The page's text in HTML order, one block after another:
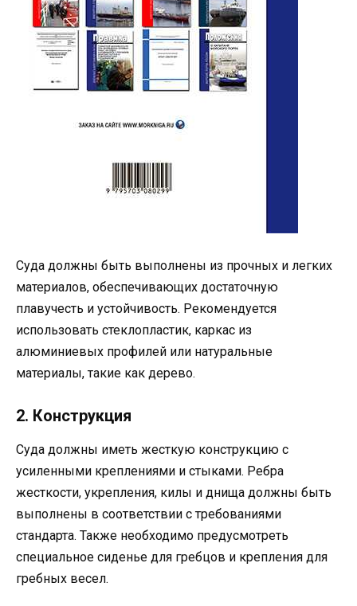
Суда должны быть выполнены из прочных и легких
материалов, обеспечивающих достаточную
плавучесть и устойчивость. Рекомендуется
использовать стеклопластик, каркас из
алюминиевых профилей или натуральные
материалы, такие как дерево.
2. Конструкция
Суда должны иметь жесткую конструкцию с
усиленными креплениями и стыками. Ребра
жесткости, укрепления, килы и днища должны быть
выполнены в соответствии с требованиями
стандарта. Также необходимо предусмотреть
специальное сиденье для гребцов и крепления для
гребных весел.